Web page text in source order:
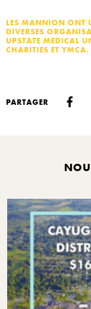
LES MANNION ONT
DIVERSES
UPSTATE MEDICAL
CHARITIES ET YMCA.
PARTAGER